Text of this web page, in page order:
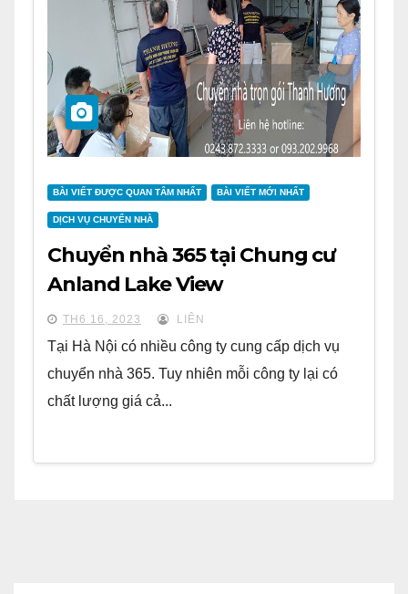
BÀI VIẾT ĐƯỢC QUAN TÂM NHẤT BÀI VIẾT MỚI NHẤT
DỊCH VỤ CHUYỂN NHÀ
Chuyển nhà 365 tại Chung cư
Anland Lake View
TH6 16, 2023 LIÊN
Tại Hà Nội có nhiều công ty cung cấp dịch vụ
chuyển nhà 365. Tuy nhiên mỗi công ty lại có
chất lượng giá cả...